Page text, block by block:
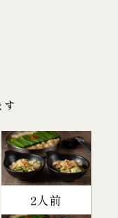
す
2人前